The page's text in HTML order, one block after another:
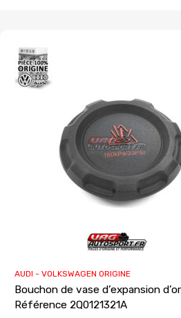
AUDI - VOLKSWAGEN ORIGINE
Bouchon de vase d’expansion
Référence 2Q0121321A